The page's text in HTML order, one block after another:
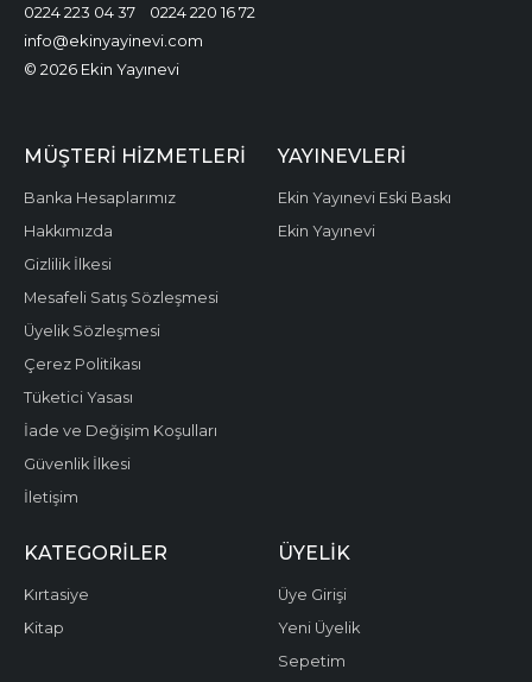
0224 223 04 37
0224 220 16 72
info@ekinyayinevi.com
© 2026 Ekin Yayınevi
MÜŞTERI HIZMETLERI
Banka Hesaplarımız
Hakkımızda
Gizlilik İlkesi
Mesafeli Satış Sözleşmesi
Üyelik Sözleşmesi
Çerez Politikası
Tüketici Yasası
İade ve Değişim Koşulları
Güvenlik İlkesi
İletişim
YAYINEVLERI
Ekin Yayınevi Eski Baskı
Ekin Yayınevi
KATEGORILER
Kırtasiye
Kitap
ÜYELIK
Üye Girişi
Yeni Üyelik
Sepetim